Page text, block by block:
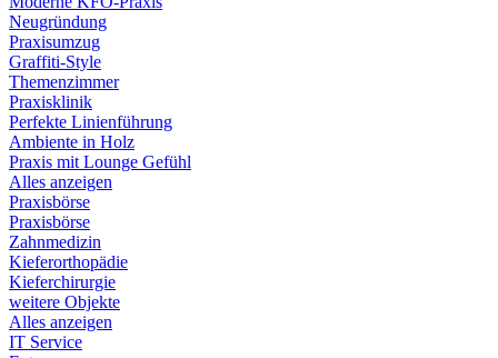
Neugründung
Praxisumzug
Graffiti-Style
Themenzimmer
Praxisklinik
Perfekte Linienführung
Ambiente in Holz
Praxis mit Lounge Gefühl
Alles anzeigen
Praxisbörse
Praxisbörse
Zahnmedizin
Kieferorthopädie
Kieferchirurgie
weitere Objekte
Alles anzeigen
IT Service